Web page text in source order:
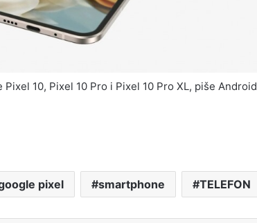
10, Pixel 10 Pro i Pixel 10 Pro XL, piše Android
pixel smartphone TELEFON